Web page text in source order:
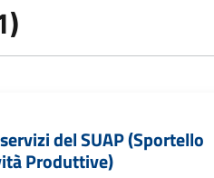
del SUAP (Sportello
Produttive)